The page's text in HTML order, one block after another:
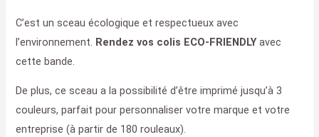
C’est un sceau écologique et respectueux avec
l’environnement. Rendez vos colis ECO-FRIENDLYavec
cette bande.
De plus, ce sceau a la possibilité d’être imprimé jusqu’à 3
couleurs, parfait pour personnaliser votre marque et votre
entreprise (à partir de 180 rouleaux).